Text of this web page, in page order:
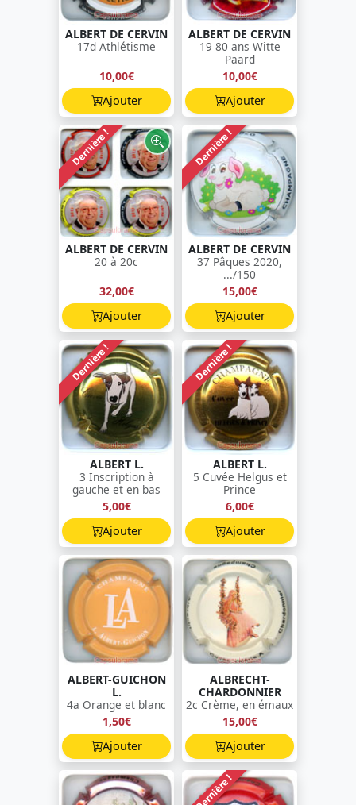
ALBERT DE CERVIN
17d Athlétisme
10,00€
Ajouter
ALBERT DE CERVIN
19 80 ans Witte
Paard
10,00€
Ajouter
Dernière !
ALBERT DE CERVIN
20 à 20c
32,00€
Ajouter
Dernière !
ALBERT DE CERVIN
37 Pâques 2020,
.../150
15,00€
Ajouter
Dernière !
ALBERT L.
3 Inscription à
gauche et en bas
5,00€
Ajouter
Dernière !
ALBERT L.
5 Cuvée Helgus et
Prince
6,00€
Ajouter
ALBERT-GUICHON
L.
4a Orange et blanc
1,50€
Ajouter
ALBRECHT-
CHARDONNIER
2c Crème, en émaux
15,00€
Ajouter
Dernière !